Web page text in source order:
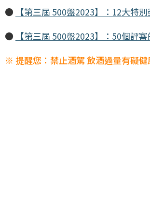
●
【第三屆 500盤2023】：12大特
●
【第三屆 500盤2023】：50個評
※ 提醒您：禁止酒駕 飲酒過量有礙健